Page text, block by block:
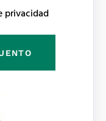
privacidad